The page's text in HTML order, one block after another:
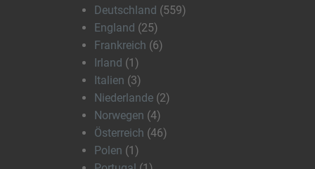
Deutschland (559)
England (25)
Frankreich (6)
Irland (1)
Italien (3)
Niederlande (2)
Norwegen (4)
Österreich (46)
Polen (1)